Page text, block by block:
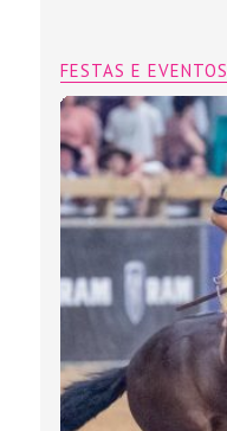
FESTAS E EVENTOS